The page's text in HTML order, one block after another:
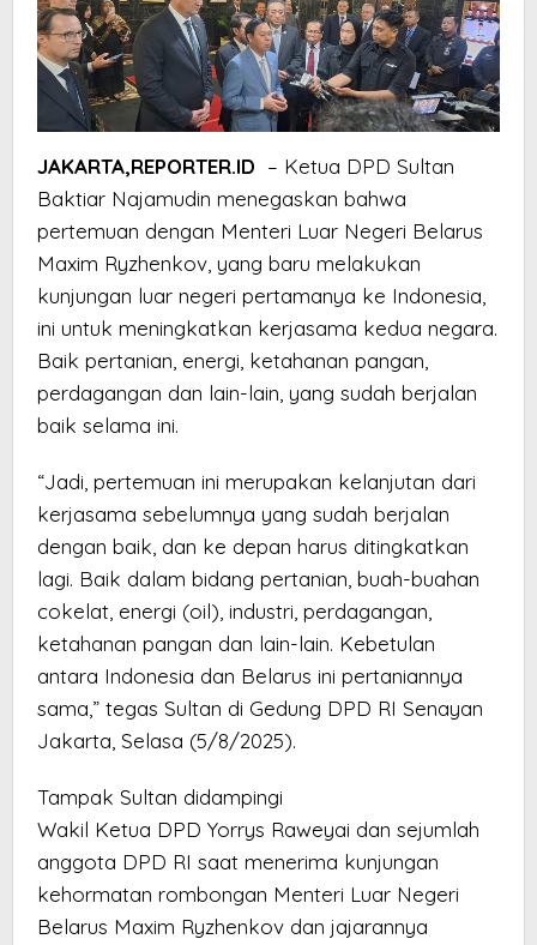
JAKARTA,REPORTER.ID – Ketua DPD Sultan
Baktiar Najamudin menegaskan bahwa
pertemuan dengan Menteri Luar Negeri Belarus
Maxim Ryzhenkov, yang baru melakukan
kunjungan luar negeri pertamanya ke Indonesia,
ini untuk meningkatkan kerjasama kedua negara.
Baik pertanian, energi, ketahanan pangan,
perdagangan dan lain-lain, yang sudah berjalan
baik selama ini.
“Jadi, pertemuan ini merupakan kelanjutan dari
kerjasama sebelumnya yang sudah berjalan
dengan baik, dan ke depan harus ditingkatkan
lagi. Baik dalam bidang pertanian, buah-buahan
cokelat, energi (oil), industri, perdagangan,
ketahanan pangan dan lain-lain. Kebetulan
antara Indonesia dan Belarus ini pertaniannya
sama,” tegas Sultan di Gedung DPD RI Senayan
Jakarta, Selasa (5/8/2025).
Tampak Sultan didampingi
Wakil Ketua DPD Yorrys Raweyai dan sejumlah
anggota DPD RI saat menerima kunjungan
kehormatan rombongan Menteri Luar Negeri
Belarus Maxim Ryzhenkov dan jajarannya